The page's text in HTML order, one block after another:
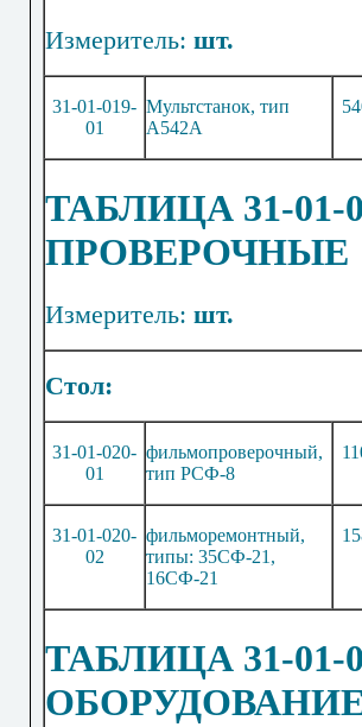
Измеритель: шт.
31-01-019-
01
Мультстанок, тип
А542А
54
ТАБЛИЦА 31-
ПРОВЕРОЧНЫЕ
Измеритель: шт.
Стол:
31-01-020-
01
фильмопроверочный,
тип РСФ-8
11
31-01-020-
02
фильморемонтный,
типы: 35СФ-21,
16СФ-21
15
ТАБЛИЦА 31-